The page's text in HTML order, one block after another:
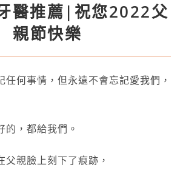
醫推薦|祝您2022父
親節快樂
任何事情，但永遠不會忘記愛我們，
的，都給我們。
父親臉上刻下了痕跡，